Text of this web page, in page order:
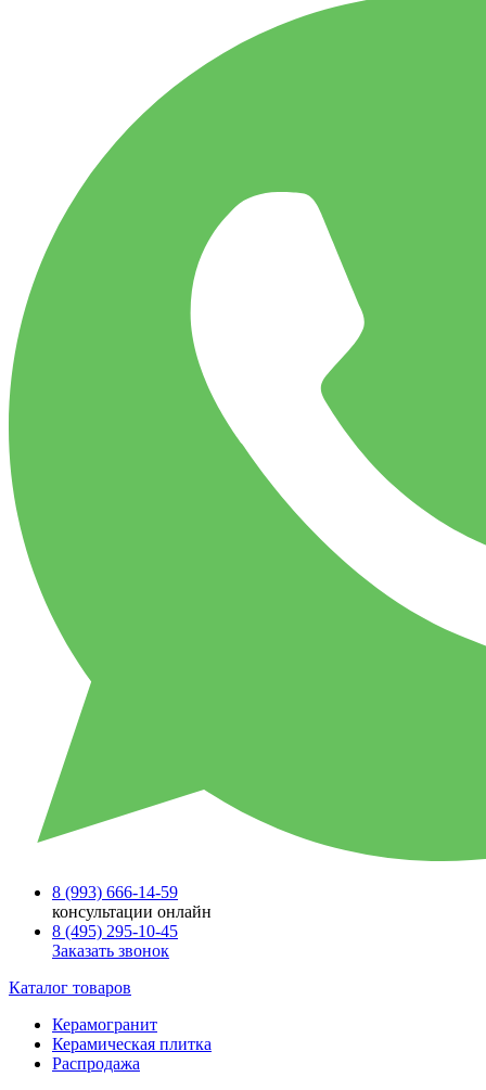
8 (993) 666-14-59
консультации онлайн
8 (495) 295-10-45
Заказать звонок
Каталог товаров
Керамогранит
Керамическая плитка
Распродажа